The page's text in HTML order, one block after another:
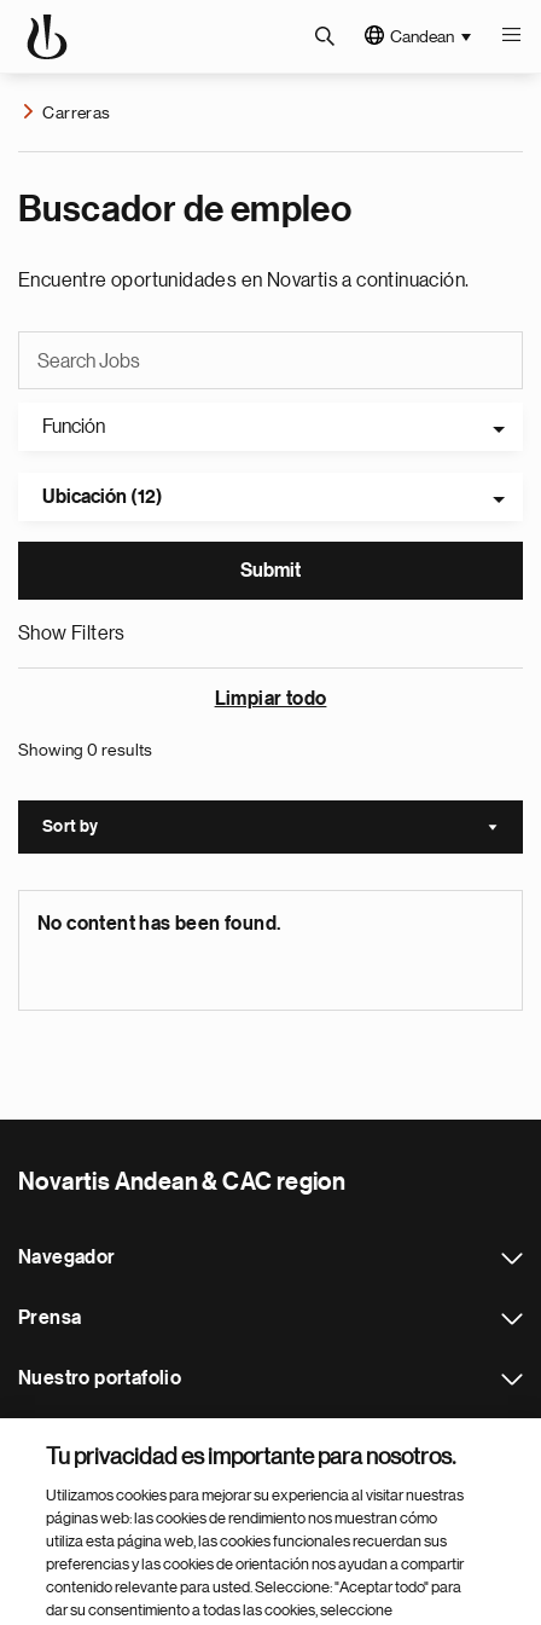
Candean
Carreras
Buscador de empleo
Encuentre oportunidades en Novartis a continuación.
Función
Ubicación (12)
Show Filters
Limpiar todo
Showing 0 results
Sort by Sort
No content has been found.
Novartis Andean & CAC region
Navegador
Prensa
Nuestro portafolio
Footer Site Search
Tu privacidad es importante para nosotros.
Utilizamos cookies para mejorar su experiencia al visitar nuestras
páginas web: las cookies de rendimiento nos muestran cómo
utiliza esta página web, las cookies funcionales recuerdan sus
preferencias y las cookies de orientación nos ayudan a compartir
contenido relevante para usted. Seleccione: "Aceptar todo" para
dar su consentimiento a todas las cookies, seleccione